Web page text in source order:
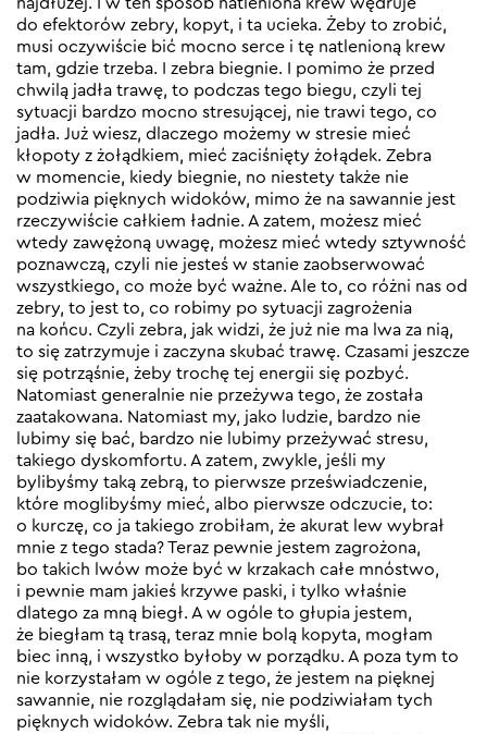
do efektorów zebry, kopyt, i ta ucieka. Żeby to zrobić,
musi oczywiście bić mocno serce i tę natlenioną krew
tam, gdzie trzeba. I zebra biegnie. I pomimo że przed
chwilą jadła trawę, to podczas tego biegu, czyli tej
sytuacji bardzo mocno stresującej, nie trawi tego, co
jadła. Już wiesz, dlaczego możemy w stresie mieć
kłopoty z żołądkiem, mieć zaciśnięty żołądek. Zebra
w momencie, kiedy biegnie, no niestety także nie
podziwia pięknych widoków, mimo że na sawannie jest
rzeczywiście całkiem ładnie. A zatem, możesz mieć
wtedy zawężoną uwagę, możesz mieć wtedy sztywność
poznawczą, czyli nie jesteś w stanie zaobserwować
wszystkiego, co może być ważne. Ale to, co różni nas od
zebry, to jest to, co robimy po sytuacji zagrożenia
na końcu. Czyli zebra, jak widzi, że już nie ma lwa za nią,
to się zatrzymuje i zaczyna skubać trawę. Czasami jeszcze
się potrząśnie, żeby trochę tej energii się pozbyć.
Natomiast generalnie nie przeżywa tego, że została
zaatakowana. Natomiast my, jako ludzie, bardzo nie
lubimy się bać, bardzo nie lubimy przeżywać stresu,
takiego dyskomfortu. A zatem, zwykle, jeśli my
bylibyśmy taką zebrą, to pierwsze przeświadczenie,
które moglibyśmy mieć, albo pierwsze odczucie, to:
o kurczę, co ja takiego zrobiłam, że akurat lew wybrał
mnie z tego stada? Teraz pewnie jestem zagrożona,
bo takich lwów może być w krzakach całe mnóstwo,
i pewnie mam jakieś krzywe paski, i tylko właśnie
dlatego za mną biegł. A w ogóle to głupia jestem,
że biegłam tą trasą, teraz mnie bolą kopyta, mogłam
biec inną, i wszystko byłoby w porządku. A poza tym to
nie korzystałam w ogóle z tego, że jestem na pięknej
sawannie, nie rozglądałam się, nie podziwiałam tych
pięknych widoków. Zebra tak nie myśli,